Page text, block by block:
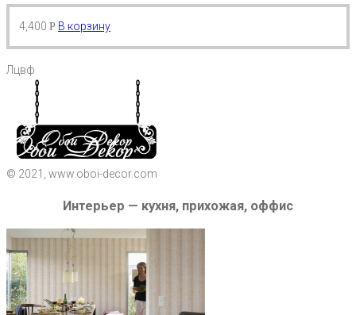
4,400 Р В корзину
Лцвф
© 2021, www.oboi-decor.com
Интерьер — кухня, прихожая, оффис